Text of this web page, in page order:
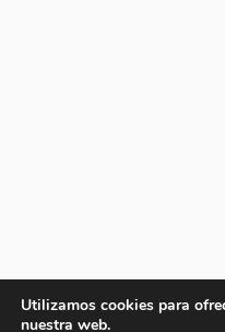
Utilizamos cookies para
nuestra web.